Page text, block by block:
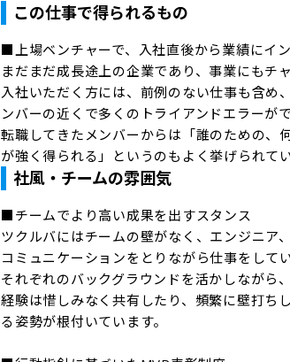
この仕事で得られるもの
■上場ベンチャーで、入社直後から業績にイ
まだまだ成長途上の企業であり、事業にもチ
入社いただく方には、前例のない仕事も含め
ンバーの近くで多くのトライアンドエラーが
転職してきたメンバーからは「誰のための、
が強く得られる」というのもよく挙げられてい
社風・チームの雰囲気
■チームでより高い成果を出すスタンス
ツクルバにはチームの壁がなく、エンジニア
コミュニケーションをとりながら仕事をしてい
それぞれのバックグラウンドを活かしながら
経験は惜しみなく共有したり、頻繁に壁打ち
る姿勢が根付いています。